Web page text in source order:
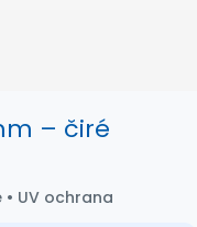
– čiré
UV ochrana